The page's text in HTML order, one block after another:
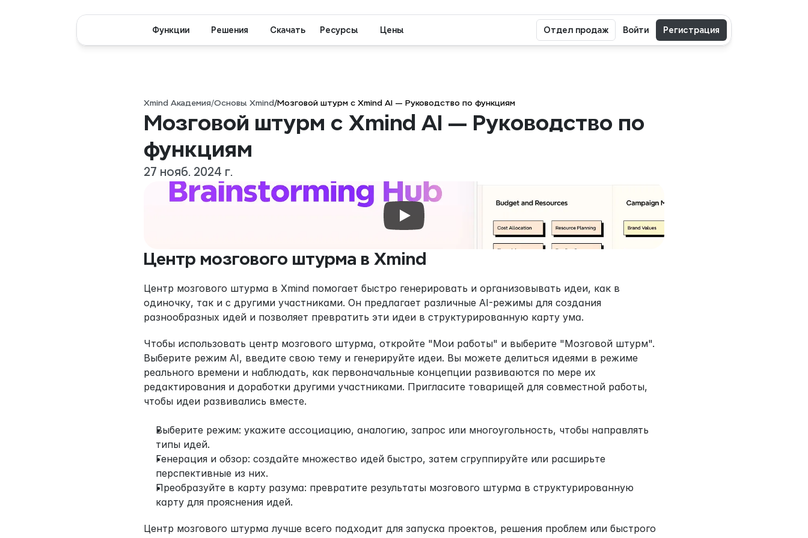
Xmind Академия/Основы Xmind /Мозговой штурм с Xmind AI — Руководство по функциям
Мозговой штурм с Xmind AI — Руководство по
функциям
27 нояб. 2024 г.
Центр мозгового штурма в Xmind
Центр мозгового штурма в Xmind помогает быстро генерировать и организовывать идеи, как в
одиночку, так и с другими участниками. Он предлагает различные AI-режимы для создания
разнообразных идей и позволяет превратить эти идеи в структурированную карту ума.
Чтобы использовать центр мозгового штурма, откройте "Мои работы" и выберите "Мозговой штурм".
Выберите режим AI, введите свою тему и генерируйте идеи. Вы можете делиться идеями в режиме
реального времени и наблюдать, как первоначальные концепции развиваются по мере их
редактирования и доработки другими участниками. Пригласите товарищей для совместной работы,
чтобы идеи развивались вместе.
Выберите режим: укажите ассоциацию, аналогию, запрос или многоугольность, чтобы направлять
типы идей.
Генерация и обзор: создайте множество идей быстро, затем сгруппируйте или расширьте
перспективные из них.
Преобразуйте в карту разума: превратите результаты мозгового штурма в структурированную
карту для прояснения идей.
Центр мозгового штурма лучше всего подходит для запуска проектов, решения проблем или быстрого
Функции Решения Скачать Ресурсы Цены Отдел продаж Войти Регистрация